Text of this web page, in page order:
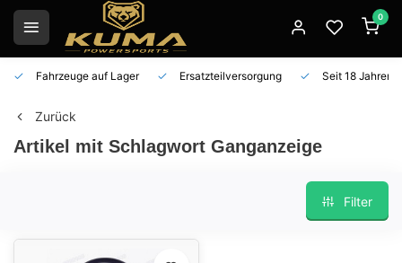
0
Fahrzeuge auf Lager Ersatzteilversorgung Seit 18 Jahren
Zurück
Artikel mit Schlagwort Ganganzeige
Filter